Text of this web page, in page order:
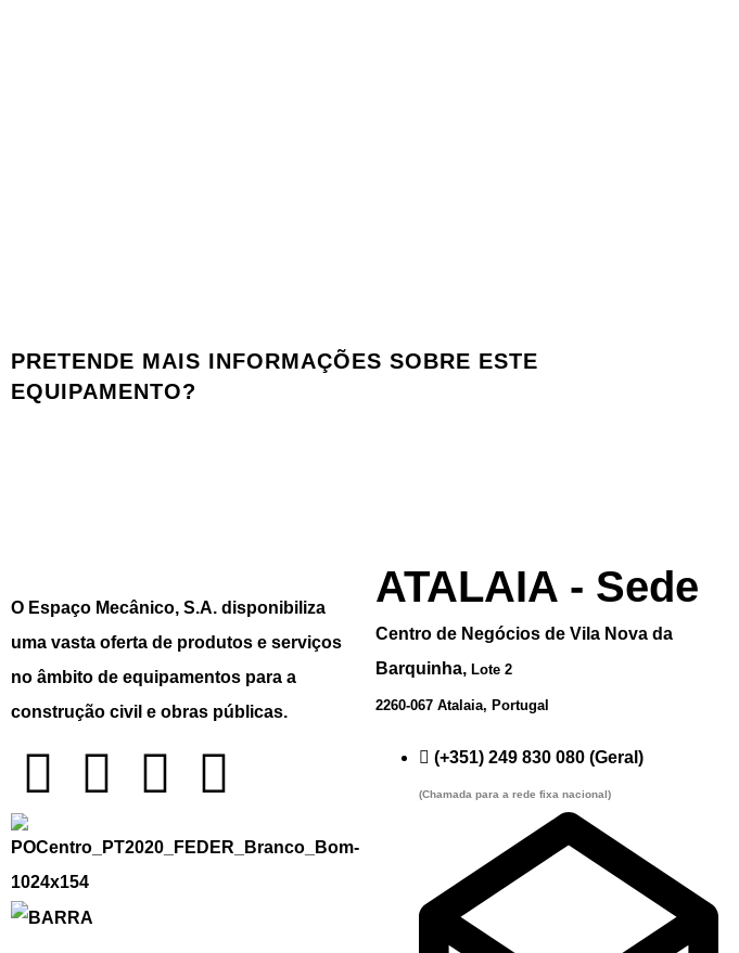
PRETENDE MAIS INFORMAÇÕES SOBRE ESTE
EQUIPAMENTO?
O Espaço Mecânico, S.A. disponibiliza
uma vasta oferta de produtos e serviços
no âmbito de equipamentos para a
construção civil e obras públicas.
ATALAIA - Sede
Centro de Negócios de Vila Nova da
Barquinha, Lote 2
2260-067 Atalaia, Portugal
(+351) 249 830 080 (Geral)
(Chamada para a rede fixa nacional)